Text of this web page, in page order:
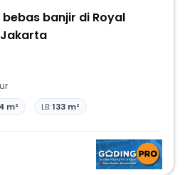
banjir di Royal
Jakarta
m² LB:133 m²